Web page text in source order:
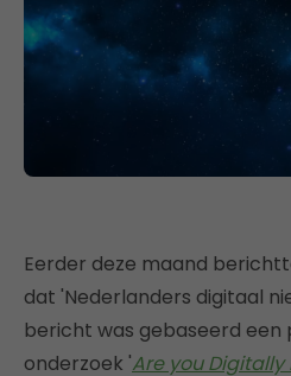
Eerder deze maand
dat 'Nederlanders digitaal
bericht was gebaseerd
onderzoek 'Are you Digitally